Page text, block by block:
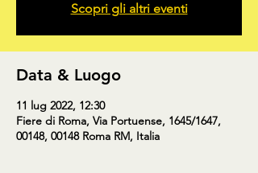
Scopri gli altri eventi
Data & Luogo
11 lug 2022, 12:30
Fiere di Roma, Via Portuense, 1645/1647,
00148, 00148 Roma RM, Italia